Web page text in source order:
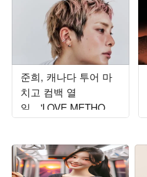
준희, 캐나다 투어 마
치고 컴백 열
일…'LOVE METHOD'
발매